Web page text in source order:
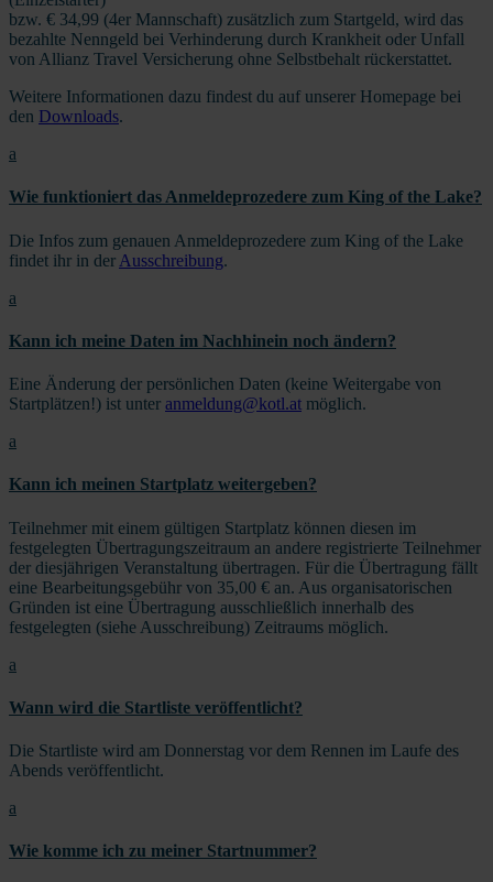
bzw. € 34,99 (4er Mannschaft) zusätzlich zum Startgeld, wird das
bezahlte Nenngeld bei Verhinderung durch Krankheit oder Unfall
von Allianz Travel Versicherung ohne Selbstbehalt rückerstattet.
Weitere Informationen dazu findest du auf unserer Homepage bei
den Downloads.
a
Wie funktioniert das Anmeldeprozedere zum King of the Lake?
Die Infos zum genauen Anmeldeprozedere zum King of the Lake
findet ihr in der Ausschreibung.
a
Kann ich meine Daten im Nachhinein noch ändern?
Eine Änderung der persönlichen Daten (keine Weitergabe von
Startplätzen!) ist unter anmeldung@kotl.at möglich.
a
Kann ich meinen Startplatz weitergeben?
Teilnehmer mit einem gültigen Startplatz können diesen im
festgelegten Übertragungszeitraum an andere registrierte Teilnehmer
der diesjährigen Veranstaltung übertragen. Für die Übertragung fällt
eine Bearbeitungsgebühr von 35,00 € an. Aus organisatorischen
Gründen ist eine Übertragung ausschließlich innerhalb des
festgelegten (siehe Ausschreibung) Zeitraums möglich.
a
Wann wird die Startliste veröffentlicht?
Die Startliste wird am Donnerstag vor dem Rennen im Laufe des
Abends veröffentlicht.
a
Wie komme ich zu meiner Startnummer?